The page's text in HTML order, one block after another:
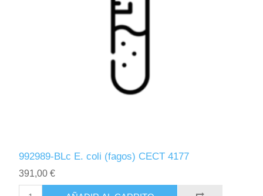
992989-BLc E. coli (fagos) CECT 4177
391,00 €